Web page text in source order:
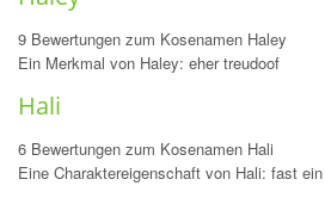
9 Bewertungen zum Kosenamen Haley
Ein Merkmal von Haley: eher treudoof
Hali
6 Bewertungen zum Kosenamen Hali
Eine Charaktereigenschaft von Hali: fast